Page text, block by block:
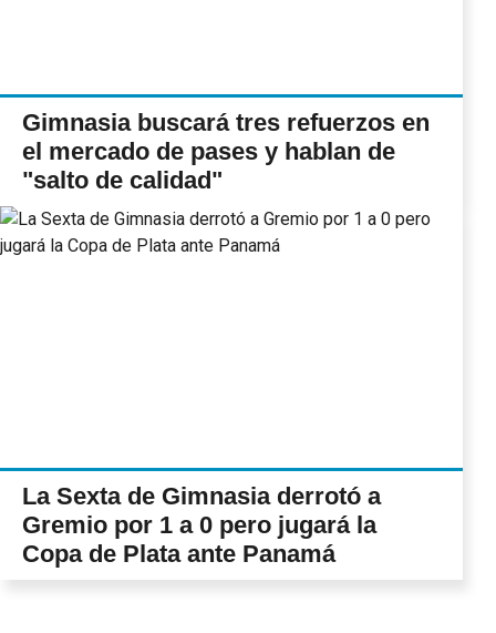
Gimnasia buscará tres refuerzos en
el mercado de pases y hablan de
"salto de calidad"
La Sexta de Gimnasia derrotó a
Gremio por 1 a 0 pero jugará la
Copa de Plata ante Panamá